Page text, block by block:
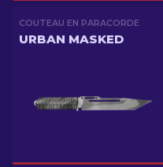
COUTEAU EN PARACORDE
URBAN MASKED